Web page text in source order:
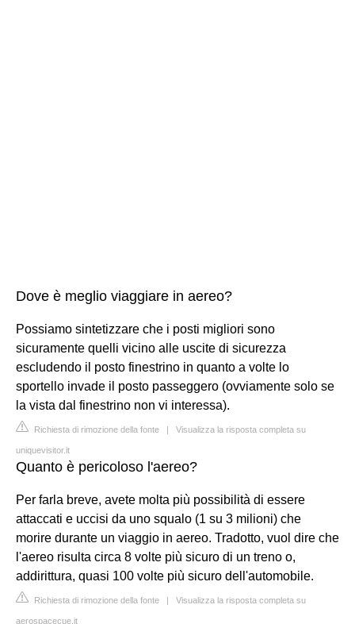
Dove è meglio viaggiare in aereo?
Possiamo sintetizzare che i posti migliori sono
sicuramente quelli vicino alle uscite di sicurezza
escludendo il posto finestrino in quanto a volte lo
sportello invade il posto passeggero (ovviamente solo se
la vista dal finestrino non vi interessa).
Richiesta di rimozione della fonte | Visualizza la risposta completa su
uniquevisitor.it
Quanto è pericoloso l'aereo?
Per farla breve, avete molta più possibilità di essere
attaccati e uccisi da uno squalo (1 su 3 milioni) che
morire durante un viaggio in aereo. Tradotto, vuol dire che
l'aereo risulta circa 8 volte più sicuro di un treno o,
addirittura, quasi 100 volte più sicuro dell'automobile.
Richiesta di rimozione della fonte | Visualizza la risposta completa su
aerospacecue.it